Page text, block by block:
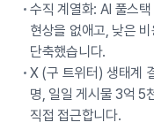
수직 계열화: AI 풀스
현상을 없애고, 낮은
단축했습니다.
X (구 트위터) 생태계
명, 일일 게시물 3억 5
직접 접근합니다.